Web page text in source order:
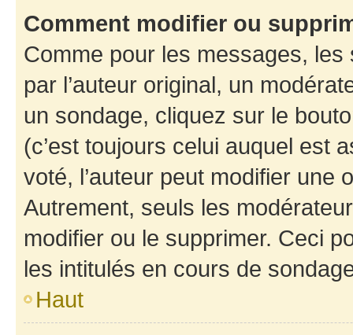
Comment modifier ou
Comme pour les messages,
par l’auteur original, un
un sondage, cliquez sur le
(c’est toujours celui auquel est
voté, l’auteur peut modifier une
Autrement, seuls les
modifier ou le supprimer. Ceci
les intitulés en cours de
Haut